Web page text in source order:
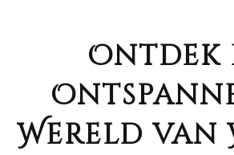
Ontdek
Wereld van